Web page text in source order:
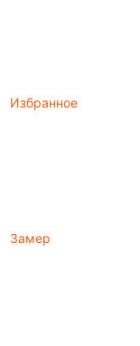
Избранное
Замер